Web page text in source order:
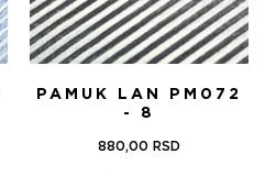
PAMUK LAN PM072
- 8
880,00 RSD